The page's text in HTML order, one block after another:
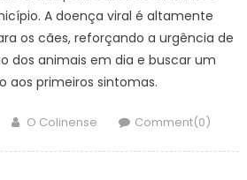
A doença viral é altamente
os cães, reforçando a urgência de
dos animais em dia e buscar um
aos primeiros sintomas.
Author
O Colinense Comment(0)